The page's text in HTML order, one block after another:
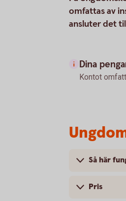
omfattas av
ansluter det
Dina
Kontot
Så här
Pris